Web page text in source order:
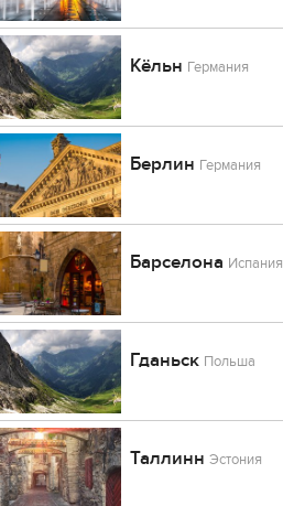
Кёльн Германия
Берлин Германия
Барселона Испания
Гданьск Польша
ТаллиннЭстония